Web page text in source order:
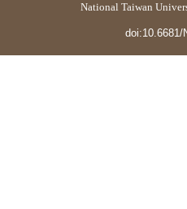
National Taiwan
doi:10.6681/